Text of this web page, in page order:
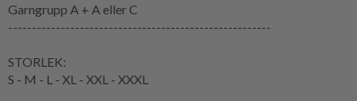
Garngrupp A + A eller C
-------------------------------------------------------
STORLEK:
S - M - L - XL - XXL - XXXL